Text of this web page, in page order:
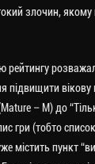
злочин,
рейтингу
підвищити вікову
– M) до
гри (тобто
містить пункт